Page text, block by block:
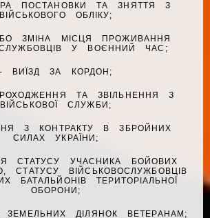
ПОСТАНОВКИ ТА ЗНЯТТЯ З
ВІЙСЬКОВОГО ОБЛІКУ;
ЗМІНА МІСЦЯ ПРОЖИВАННЯ
У ВОЄННИЙ ЧАС;
- ВИЇЗД ЗА КОРДОН;
ТА ЗВІЛЬНЕННЯ З
ВІЙСЬКОВОЇ СЛУЖБИ;
З КОНТРАКТУ В ЗБРОЙНИХ
СИЛАХ УКРАЇНИ;
СТАТУСУ УЧАСНИКА БОЙОВИХ
СТАТУСУ ВІЙСЬКОВОСЛУЖБОВЦІВ
БАТАЛЬЙОНІВ ТЕРИТОРІАЛЬНОЇ
ОБОРОНИ;
ДІЛЯНОК ВЕТЕРАНАМ;